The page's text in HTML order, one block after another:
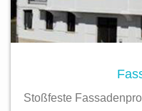
Stoßfeste